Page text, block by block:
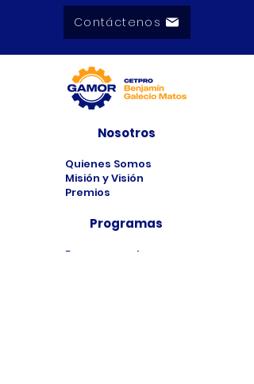
Contáctenos
Nosotros
Quienes Somos
Misión y Visión
Premios
Programas
Programas de